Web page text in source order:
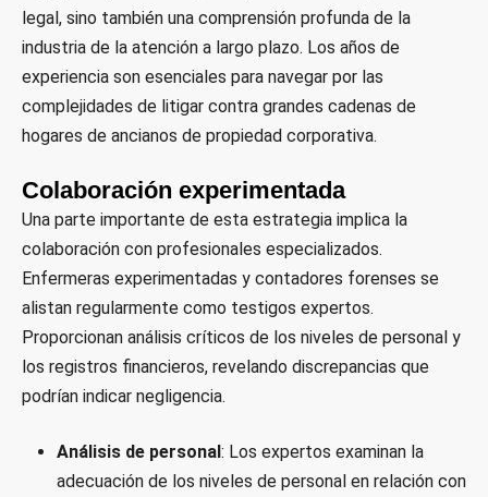
legal, sino también una comprensión profunda de la
industria de la atención a largo plazo. Los años de
experiencia son esenciales para navegar por las
complejidades de litigar contra grandes cadenas de
hogares de ancianos de propiedad corporativa.
Colaboración experimentada
Una parte importante de esta estrategia implica la
colaboración con profesionales especializados.
Enfermeras experimentadas y contadores forenses se
alistan regularmente como testigos expertos.
Proporcionan análisis críticos de los niveles de personal y
los registros financieros, revelando discrepancias que
podrían indicar negligencia.
Análisis de personal: Los expertos examinan la
adecuación de los niveles de personal en relación con